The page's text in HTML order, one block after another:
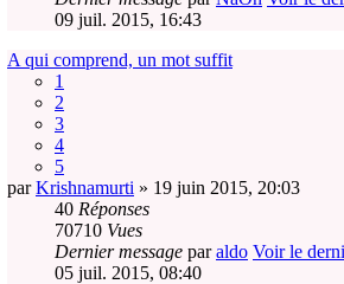
09 juil. 2015, 16:43
A qui comprend, un mot suffit
1
2
3
4
5
parKrishnamurti » 19 juin 2015, 20:03
40 Réponses
70710 Vues
Dernier message paraldo Voir le
05 juil. 2015, 08:40